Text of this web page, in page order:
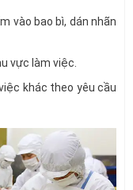
vào bao bì, dán nhãn
vực làm việc.
khác theo yêu cầu